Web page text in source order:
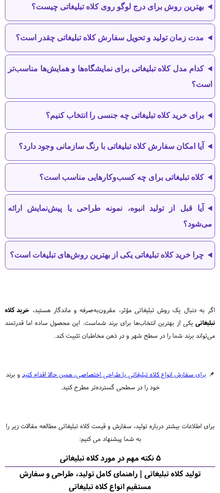
بهترین روش برای درج لوگو روی کلاه تبلیغاتی چیست؟
مدت زمان تولید و تحویل سفارش کلاه تبلیغاتی چقدر است؟
کدام مدل کلاه تبلیغاتی برای نمایشگاه‌ها و همایش‌ها مناسب‌تر
است؟
برای خرید کلاه تبلیغاتی چه جنسی را انتخاب کنیم؟
آیا امکان سفارش کلاه تبلیغاتی با رنگ سازمانی وجود دارد؟
کلاه تبلیغاتی برای چه کسب‌وکارهایی مناسب است؟
آیا قبل از تولید انبوه، نمونه طراحی یا پیش‌نمایش ارائه
می‌شود؟
چرا خرید کلاه تبلیغاتی یکی از بهترین روش‌های تبلیغات است؟
اگر به دنبال یک روش تبلیغاتی مؤثر، مقرون‌به‌صرفه و ماندگار هستید، خرید کلاه
تبلیغاتی یکی از بهترین انتخاب‌ها برای برند شماست. این محصول ساده اما قدرتمند
می‌تواند برند شما را در سطح شهر و در ذهن مخاطبان تثبیت کند.
📌 برای سفارش انواع کلاه تبلیغاتی با طراحی اختصاصی، همین حالا اقدام کنید و برند
خود را در سطحی گسترده‌تر مطرح کنید.
برای اطلاعات بیشتر درباره تولید، سفارش و قیمت کلاه تبلیغاتی مطالعه مقالات زیر را
به شما پیشنهاد می کنیم:
5 نکته مهم در مورد کلاه تبلیغاتی
تولید کلاه تبلیغاتی | راهنمای کامل تولید، طراحی و سفارش
مستقیم انواع کلاه تبلیغاتی